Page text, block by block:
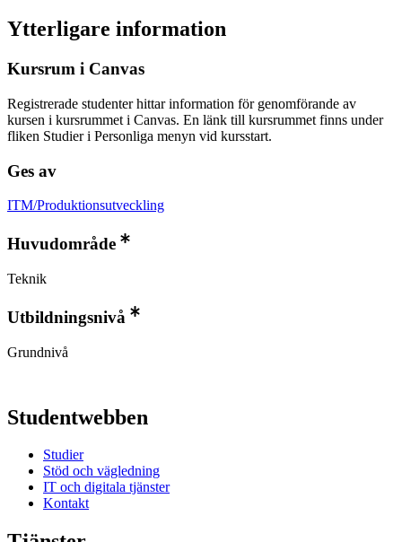
Ytterligare information
Kursrum i Canvas
Registrerade studenter hittar information för genomförande av
kursen i kursrummet i Canvas. En länk till kursrummet finns under
fliken Studier i Personliga menyn vid kursstart.
Ges av
ITM/Produktionsutveckling
Huvudområde
Teknik
Utbildningsnivå
Grundnivå
Studentwebben
Studier
Stöd och vägledning
IT och digitala tjänster
Kontakt